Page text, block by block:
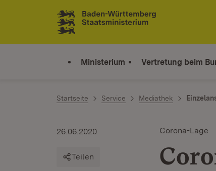
Zum Inhalt springen
Link zur Startseite
Ministerium Vertretung beim
Startseite Service Mediathek
Corona-Lage
26.06.2020
Teilen